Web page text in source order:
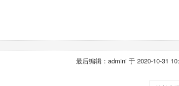
最后编辑：admini 于 2020-10-31